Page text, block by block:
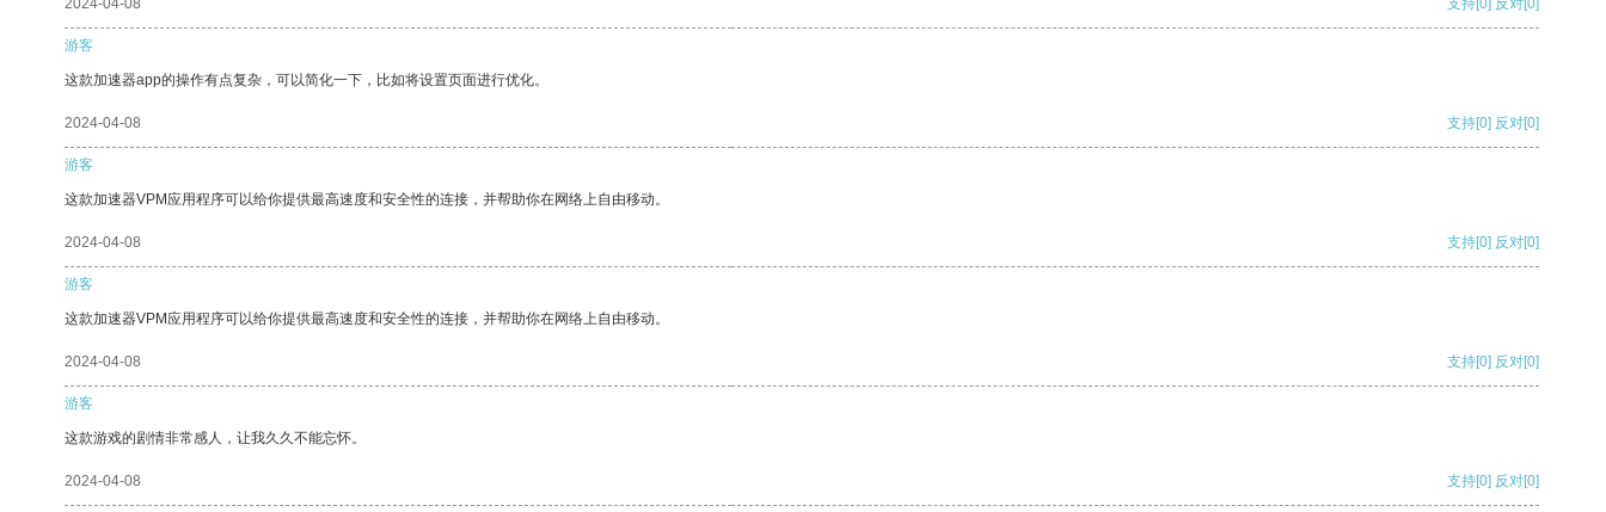
2024-04-08 支持 [0] 反对 [0]
游客
这款加速器app的操作有点复杂，可以简化一下，比如将设置页面进行优化。
2024-04-08 支持[0] 反对[0]
游客
这款加速器VPM应用程序可以给你提供最高速度和安全性的连接，并帮助你在网络上自由移动。
2024-04-08 支持[0] 反对[0]
游客
这款加速器VPM应用程序可以给你提供最高速度和安全性的连接，并帮助你在网络上自由移动。
2024-04-08 支持[0] 反对[0]
游客
这款游戏的剧情非常感人，让我久久不能忘怀。
2024-04-08 支持[0] 反对[0]